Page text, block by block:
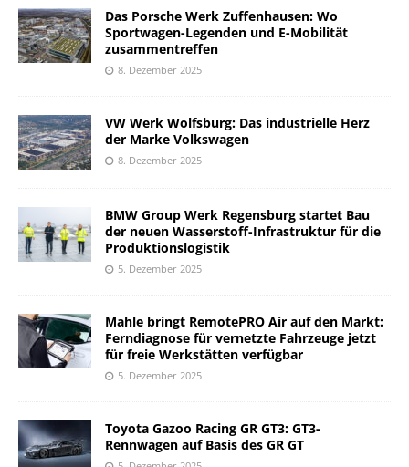
Das Porsche Werk Zuffenhausen: Wo
Sportwagen-Legenden und E-Mobilität
zusammentreffen
8. Dezember 2025
VW Werk Wolfsburg: Das industrielle Herz
der Marke Volkswagen
8. Dezember 2025
BMW Group Werk Regensburg startet Bau
der neuen Wasserstoff-Infrastruktur für die
Produktionslogistik
5. Dezember 2025
Mahle bringt RemotePRO Air auf den Markt:
Ferndiagnose für vernetzte Fahrzeuge jetzt
für freie Werkstätten verfügbar
5. Dezember 2025
Toyota Gazoo Racing GR GT3: GT3-
Rennwagen auf Basis des GR GT